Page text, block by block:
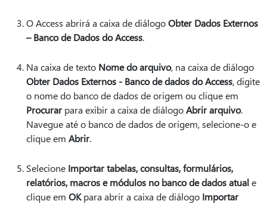
O Access abrirá a caixa de diálogoObter Dados Externos
– Banco de Dados do Access.
Na caixa de texto Nome do arquivo, na caixa de diálogo
Obter Dados Externos - Banco de dados do Access, digite
o nome do banco de dados de origem ou clique em
Procurarpara exibir a caixa de diálogoAbrir arquivo.
Navegue até o banco de dados de origem, selecione-o e
clique em Abrir.
Selecione Importar tabelas, consultas, formulários,
relatórios, macros e módulos no banco de dados atuale
clique em OKpara abrir a caixa de diálogo Importar